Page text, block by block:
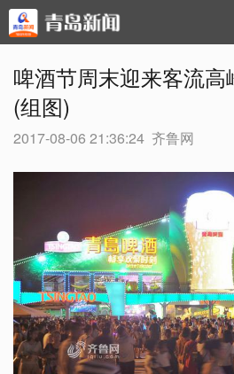
啤酒节周末迎来客流
(组图)
2017-08-06 21:36:24 齐鲁网